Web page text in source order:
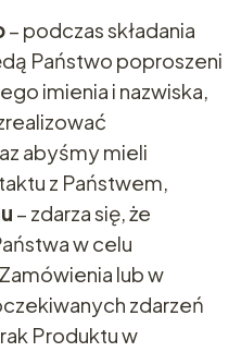
– podczas składania
Państwo poproszeni
imienia i nazwiska,
abyśmy mieli
z Państwem,
– zdarza się, że
w celu
lub w
zdarzeń
Produktu w